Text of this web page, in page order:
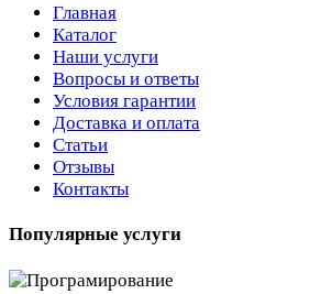
Главная
Каталог
Наши услуги
Вопросы и ответы
Условия гарантии
Доставка и оплата
Статьи
Отзывы
Контакты
Популярные услуги